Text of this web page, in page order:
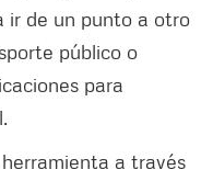
ir de un punto a otro
público o
para
a través